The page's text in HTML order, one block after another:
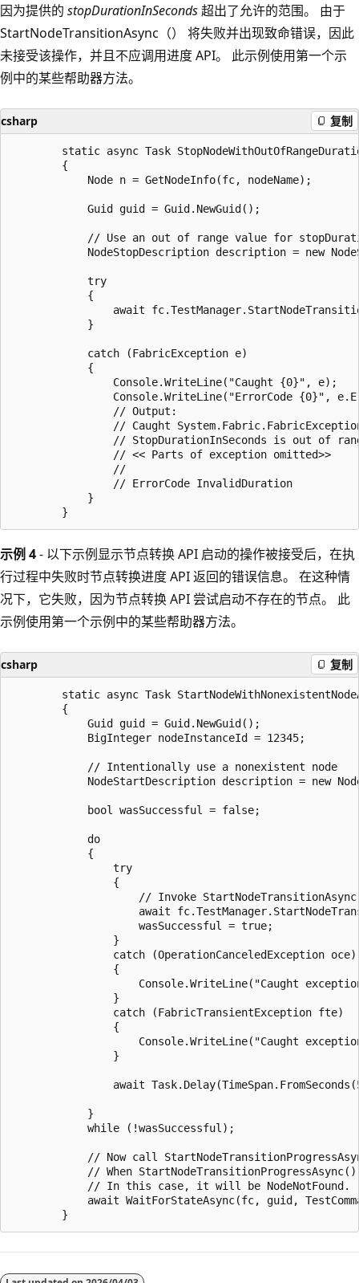
因为提供的 stopDurationInSeconds超出了允许的范围。 由于
StartNodeTransitionAsync（） 将失败并出现致命错误，因此
未接受该操作，并且不应调用进度 API。 此示例使用第一个示
例中的某些帮助器方法。
csharp 复制
static async Task
        {
            Node n = GetNodeInfo(fc, nodeName);
            Guid guid = Guid.NewGuid();
// Use an out of range value for
NodeStopDescription description = new
            try
            {
await
            }
            catch (FabricException e)
            {
                Console.WriteLine("Caught {0}", e);
Console.WriteLine("ErrorCode {0}",
                // Output:
// Caught
// StopDurationInSeconds is out of
                // << Parts of exception omitted>>
                //
                // ErrorCode InvalidDuration
            }
示例 4- 以下示例显示节点转换 API 启动的操作被接受后，在执
行过程中失败时节点转换进度 API 返回的错误信息。 在这种情
况下，它失败，因为节点转换 API 尝试启动不存在的节点。 此
示例使用第一个示例中的某些帮助器方法。
csharp 复制
static async Task
        {
            Guid guid = Guid.NewGuid();
            BigInteger nodeInstanceId = 12345;
            // Intentionally use a nonexistent node
NodeStartDescription description = new
            bool wasSuccessful = false;
            do
            {
                try
                {
// Invoke
await
                    wasSuccessful = true;
                }
                catch (OperationCanceledException oce)
                {
Console.WriteLine("Caught
                }
                catch (FabricTransientException fte)
                {
Console.WriteLine("Caught
                }
await
            }
            while (!wasSuccessful);
// Now call
// When
            // In this case, it will be NodeNotFound.
await WaitForStateAsync(fc, guid,